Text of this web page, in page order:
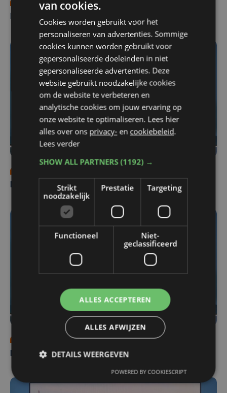
wo 5 augustus | 18:00
Nieuws Focus en WTV: 5 augustus
Nieuws Focus en WTV: 4 augustus
ma 3 augustus | 18:00
Nieuws Focus en WTV: 3 augustus
van cookies.
Cookies worden gebruikt voor het
personaliseren van advertenties. Sommige
cookies kunnen worden gebruikt voor
gepersonaliseerde doeleinden in niet
gepersonaliseerde advertenties. Deze
website gebruikt noodzakelijke cookies
om de website te verbeteren en
analytische cookies om jouw ervaring op
onze website te optimaliseren. Lees hier
alles over ons privacy- en cookiebeleid.
Lees verder
SHOW ALL PARTNERS(1192) →
Strikt
noodzakelijk
Prestatie Targeting
Functioneel
Niet-
geclassificeerd
ALLES ACCEPTEREN
ALLES AFWIJZEN
DETAILS WEERGEVEN
POWERED BY COOKIESCRIPT